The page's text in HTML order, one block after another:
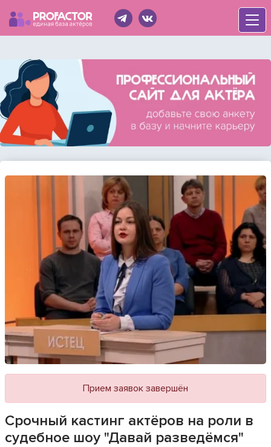
Войти
Срочный кастинг актёров на роли в
судебное шоу "Давай разведёмся"
Прием заявок завершён